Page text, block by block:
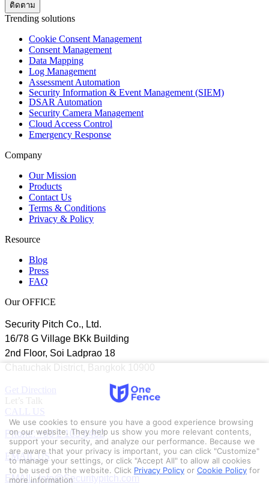
Trending solutions
Cookie Consent Management
Consent Management
Data Mapping
Log Management
Assessment Automation
Security Information & Event Management (SIEM)
DSAR Automation
Security Camera Management
Cloud Access Control
Emergency Response
Company
Our Mission
Products
Contact Us
Terms & Conditions
Privacy & Policy
Resource
Blog
Press
FAQ
Our OFFICE
Security Pitch Co., Ltd.
16/78 G Village BKk Building
2nd Floor, Soi Ladprao 18
Chatuchak District, Bangkok 10900
Get Direction
Let’s Talk
CALL US
Phone: +66 2 103 6462
EMAIL US
EMAIL: Info@Securitypitch.com
We use cookies to ensure you have a good experience browsing
on our website. They help us show you more relevant contents,
support your security, and analyze our performance. Because we
are aware that your privacy is important, you can click "Customize"
to manage your settings, or click "Accept All" to allow all cookies
to be used on the website. Click Privacy Policy or Cookie Policy for
more information